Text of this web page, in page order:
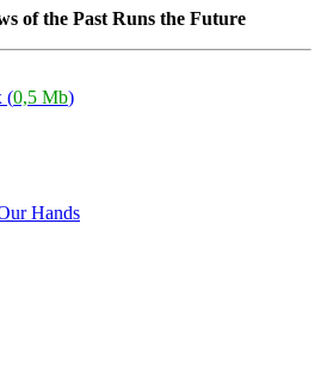
of the Past Runs the Future
(0,5 Mb)